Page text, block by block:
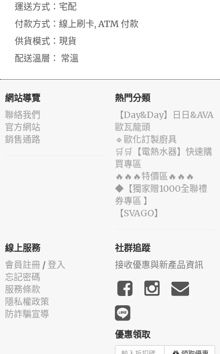
運送方式：宅配
付款方式：線上刷卡, ATM 付款
供貨模式：現貨
配送溫層： 常溫
網站導覽
聯絡我們
官方網站
銷售通路
熱門分類
️【Day&Day】️日日&AVA
歐瓦龍頭
🔹歐化訂製廚具
🛒🛒【電熱水器】快速購
買專區
🔥🔥🔥特價區🔥🔥🔥
◆【獨家贈1000全聯禮
券專區 】
️【SVAGO】️
線上服務
會員註冊 / 登入
忘記密碼
服務條款
隱私權政策
防詐騙宣導
社群追蹤
接收優惠與新產品資訊
優惠領取